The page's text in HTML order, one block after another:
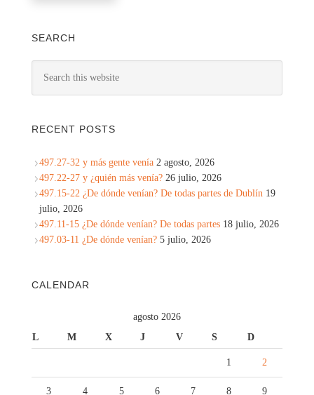
SEARCH
RECENT POSTS
497.27-32 y más gente venía 2 agosto, 2026
497.22-27 y ¿quién más venía? 26 julio, 2026
497.15-22 ¿De dónde venían? De todas partes de Dublín 19
julio, 2026
497.11-15 ¿De dónde venían? De todas partes 18 julio, 2026
497.03-11 ¿De dónde venían? 5 julio, 2026
CALENDAR
agosto 2026
L
M X J V S D
1 2
3 4 5 6 7 8 9